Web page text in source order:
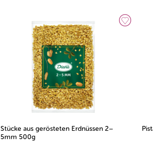
Stücke aus gerösteten Erdnüssen 2–
5mm 500g